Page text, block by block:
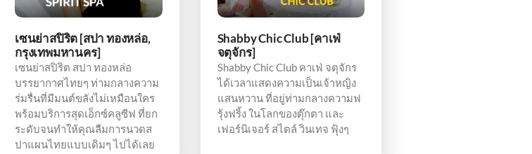
เซนย่าสปิริต [สปา ทองหล่อ,
กรุงเทพมหานคร]
เซนย่าสปิริต สปา ทองหล่อ
บรรยากาศไทยๆ ท่ามกลางความ
ร่มรื่นที่มีมนต์ขลังไม่เหมือนใคร
พร้อมบริการสุดเอ็กซ์คลูซีฟ ที่ยก
ระดับจนทำให้คุณลืมการนวดส
ปาแผนไทยแบบเดิมๆ ไปได้เลย
Shabby Chic Club [คาเฟ่
จตุจักร]
Shabby Chic Club คาเฟ่ จตุจักร
ได้เวลาแสดงความเป็นเจ้าหญิง
แสนหวาน ที่อยู่ท่ามกลางความฟ
รุ้งฟริ้ง ในโลกของตุ๊กตา และ
เฟอร์นิเจอร์ สไตล์ วินเทจ ฟุ้งๆ